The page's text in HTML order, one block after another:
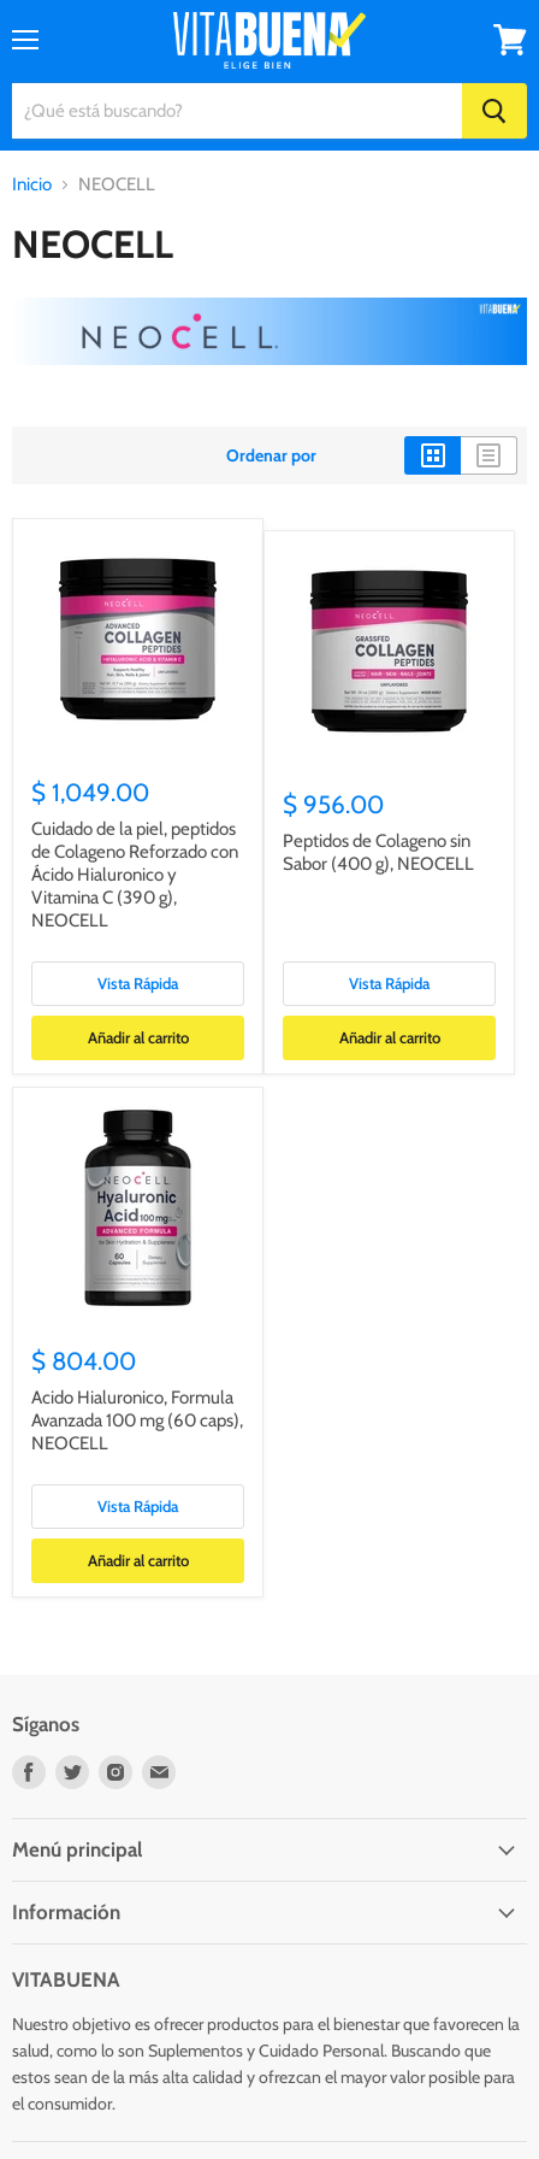
carrito
Inicio NEOCELL
NEOCELL
Ordenar por
$ 1,049.00
Cuidado de la piel, peptidos
de Colageno Reforzado con
Ácido Hialuronico y
Vitamina C (390 g),
NEOCELL
Vista Rápida
Añadir al carrito
$ 956.00
Peptidos de Colageno sin
Sabor (400 g), NEOCELL
Vista Rápida
Añadir al carrito
$ 804.00
Acido Hialuronico, Formula
Avanzada 100 mg (60 caps),
NEOCELL
Vista Rápida
Añadir al carrito
Síganos
EncuéntrenosEncuéntrenosEncuéntrenos
Menú principal
Información
VITABUENA
Nuestro objetivo es ofrecer productos para el bienestar que favorecen la
salud, como lo son Suplementos y Cuidado Personal. Buscando que
estos sean de la más alta calidad y ofrezcan el mayor valor posible para
el consumidor.